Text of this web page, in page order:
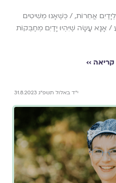
אֲחֵרוֹת, / כְּשֶׁאָנוּ מְשִׁיטִים
/ אָנָּא עָשָׂה שֶׁיִּהְיוּ יָדַיִם מְחַבְּקוֹת
››
י״ד באלול תשפ״ג 31.8.2023